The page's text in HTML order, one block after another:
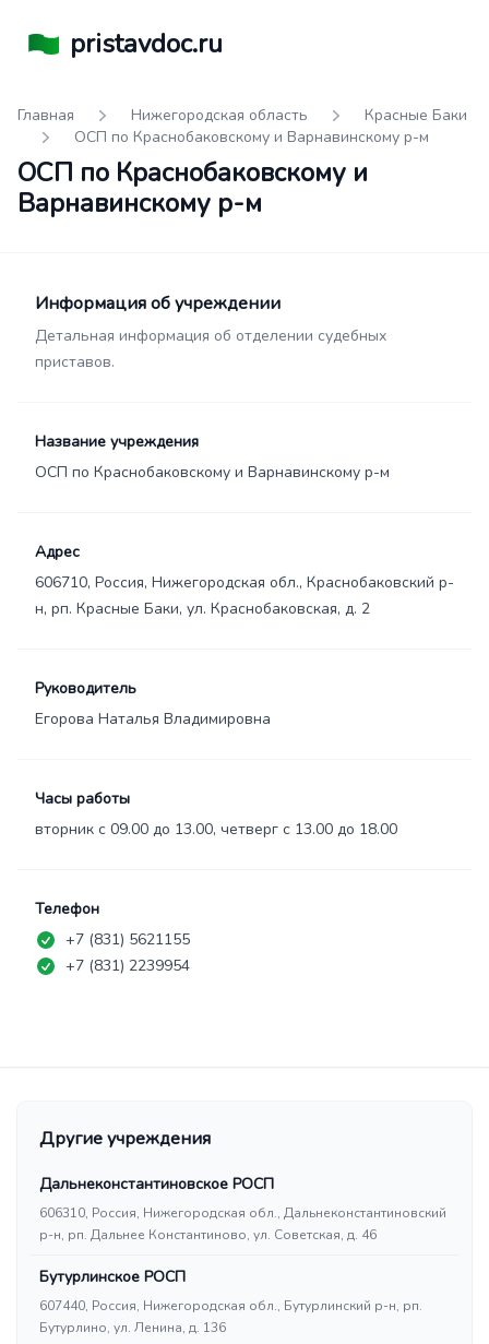
pristavdoc.ru
Главная Нижегородская область
Красные Баки
ОСП по Краснобаковскому и Варнавинскому р-м
ОСП по Краснобаковскому и
Варнавинскому р-м
Информация об учреждении
Детальная информация об отделении судебных
приставов.
Название учреждения
ОСП по Краснобаковскому и Варнавинскому р-м
Адрес
606710, Россия, Нижегородская обл., Краснобаковский р-
н, рп. Красные Баки, ул. Краснобаковская, д. 2
Руководитель
Егорова Наталья Владимировна
Часы работы
вторник с 09.00 до 13.00, четверг с 13.00 до 18.00
Телефон
+7 (831) 5621155
+7 (831) 2239954
Другие учреждения
Дальнеконстантиновское РОСП
606310, Россия, Нижегородская обл., Дальнеконстантиновский
р-н, рп. Дальнее Константиново, ул. Советская, д. 46
Бутурлинское РОСП
607440, Россия, Нижегородская обл., Бутурлинский р-н, рп.
Бутурлино, ул. Ленина, д. 136